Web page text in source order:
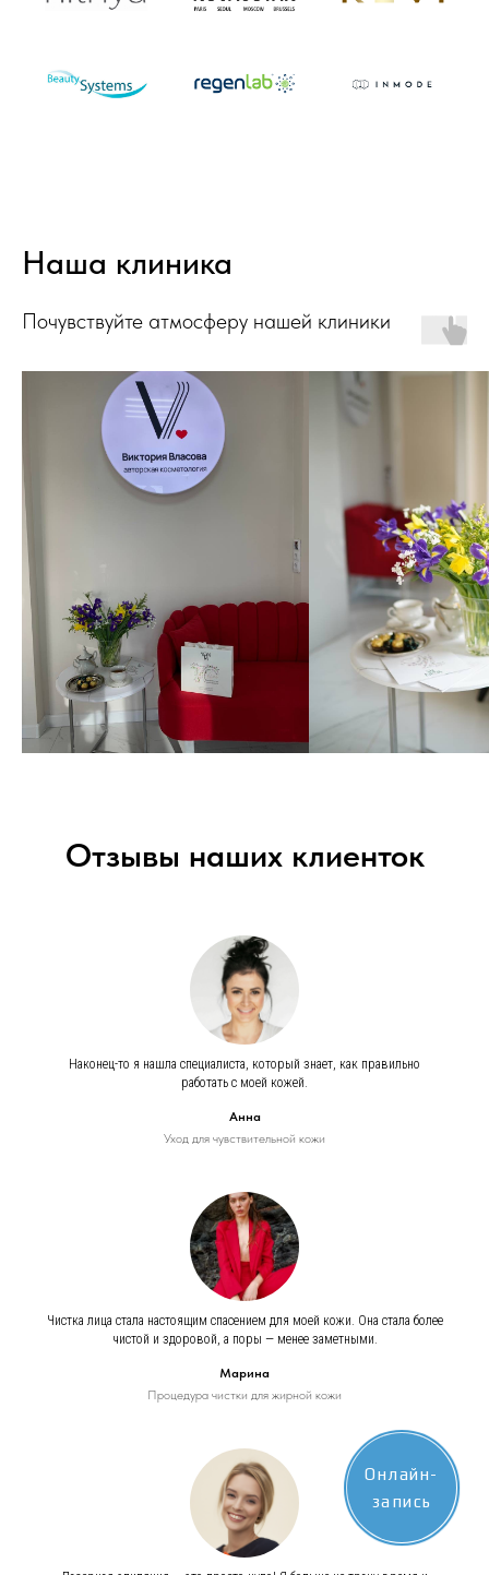
Наша клиника
Почувствуйте атмосферу нашей клиники
Отзывы наших клиенток
Наконец-то я нашла специалиста, который знает, как правильно
работать с моей кожей.
Анна
Уход для чувствительной кожи
Чистка лица стала настоящим спасением для моей кожи. Она стала более
чистой и здоровой, а поры — менее заметными.
Марина
Процедура чистки для жирной кожи
Онлайн-
запись